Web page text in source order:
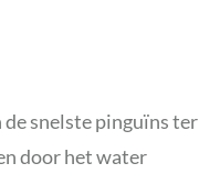
de snelste pinguïns ter
door het water